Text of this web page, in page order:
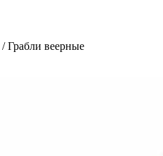
/ Грабли веерные